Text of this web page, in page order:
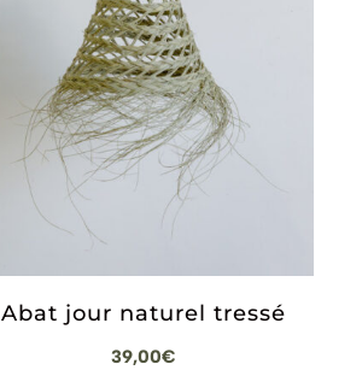
Abat jour naturel tressé
39,00€